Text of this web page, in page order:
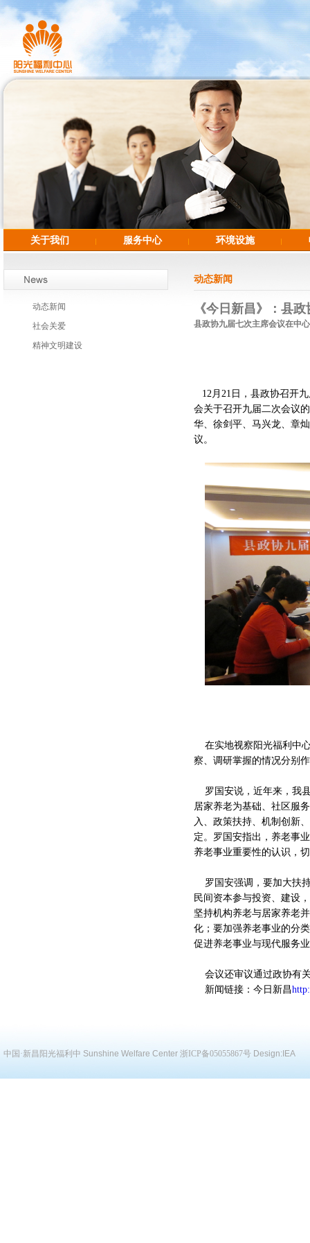
关于我们 服务中心 环境设施
动态新闻
社会关爱
精神文明建设
动态新闻
《今日新昌》：县
县政协九届七次主席会议在中
12月21日，县政协召开
会关于召开九届二次会议
华、徐剑平、马兴龙、章
议。
在实地视察阳光福利中
察、调研掌握的情况分别
罗国安说，近年来，我
居家养老为基础、社区服
入、政策扶持、机制创新
定。罗国安指出，养老事
养老事业重要性的认识，
罗国安强调，要加大扶
民间资本参与投资、建设
坚持机构养老与居家养老
化；要加强养老事业的分
促进养老事业与现代服务
会议还审议通过政协有
新闻链接：今日新昌
中国·新昌阳光福利中 Sunshine Welfare Center 浙ICP备05055867号 Design: IEA